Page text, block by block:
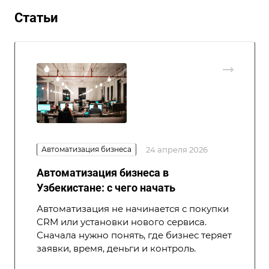
Статьи
Автоматизация бизнеса 24 апреля 2026
Автоматизация бизнеса в
Узбекистане: с чего начать
Автоматизация не начинается с покупки
CRM или установки нового сервиса.
Сначала нужно понять, где бизнес теряет
заявки, время, деньги и контроль.